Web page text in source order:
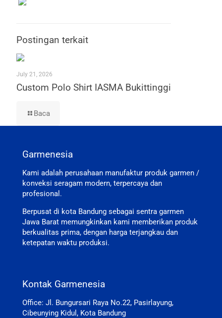
Postingan terkait
July 21, 2026
Custom Polo Shirt IASMA Bukittinggi
Baca
Garmenesia
Kami adalah perusahaan manufaktur produk garmen /
konveksi seragam modern, terpercaya dan
profesional.
Berpusat di kota Bandung sebagai sentra garmen
Jawa Barat memungkinkan kami memberikan produk
berkualitas prima, dengan harga terjangkau dan
ketepatan waktu produksi.
Kontak Garmenesia
Office: Jl. Bungursari Raya No.22, Pasirlayung,
Cibeunying Kidul, Kota Bandung